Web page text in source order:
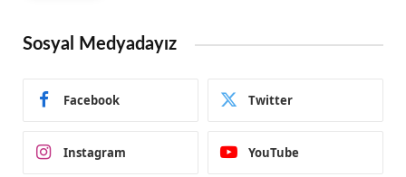
Sosyal Medyadayız
Facebook Twitter
Instagram YouTube